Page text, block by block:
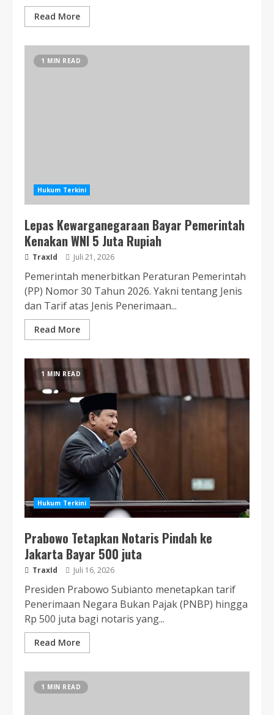
Read More
1 MIN READ
Hukum Terkini
Lepas Kewarganegaraan Bayar Pemerintah
Kenakan WNI 5 Juta Rupiah
TraxId Juli 21, 2026
Pemerintah menerbitkan Peraturan Pemerintah
(PP) Nomor 30 Tahun 2026. Yakni tentang Jenis
dan Tarif atas Jenis Penerimaan...
Read More
1 MIN READ
Hukum Terkini
Prabowo Tetapkan Notaris Pindah ke
Jakarta Bayar 500 juta
TraxId Juli 16, 2026
Presiden Prabowo Subianto menetapkan tarif
Penerimaan Negara Bukan Pajak (PNBP) hingga
Rp 500 juta bagi notaris yang...
Read More
1 MIN READ